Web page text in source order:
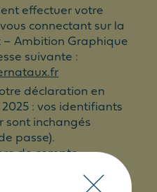
effectuer votre
connectant sur la
Ambition Graphique
suivante :
déclaration en
: vos identifiants
sont inchangés
passe).
de compte
indiqués sur le